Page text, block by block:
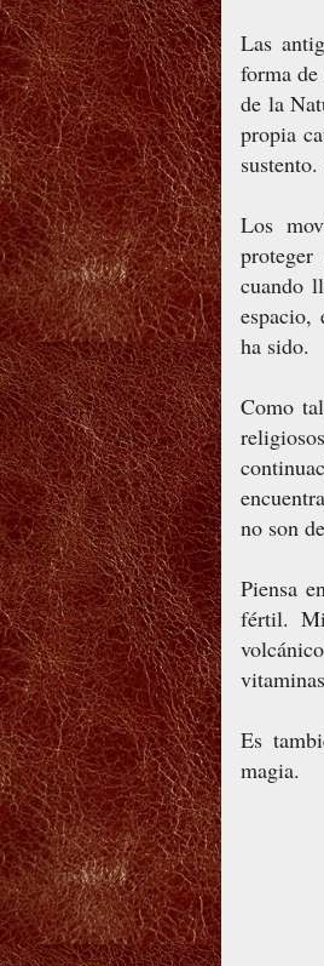
Las
forma
de la
propia
Los
cuando
espacio,
ha sido.
Como
no son
Piensa
fértil.
Es
magia.